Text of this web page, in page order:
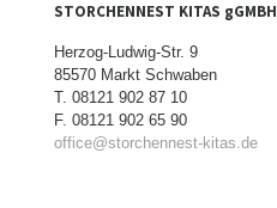
STORCHENNEST KITAS gGMBH
Herzog-Ludwig-Str. 9
85570 Markt Schwaben
T. 08121 902 87 10
F. 08121 902 65 90
office@storchennest-kitas.de